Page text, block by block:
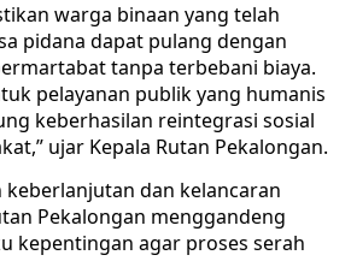
warga binaan yang telah
pidana dapat pulang dengan
tanpa terbebani biaya.
pelayanan publik yang humanis
keberhasilan reintegrasi sosial
ujar Kepala Rutan Pekalongan.
dan kelancaran
Pekalongan menggandeng
kepentingan agar proses serah